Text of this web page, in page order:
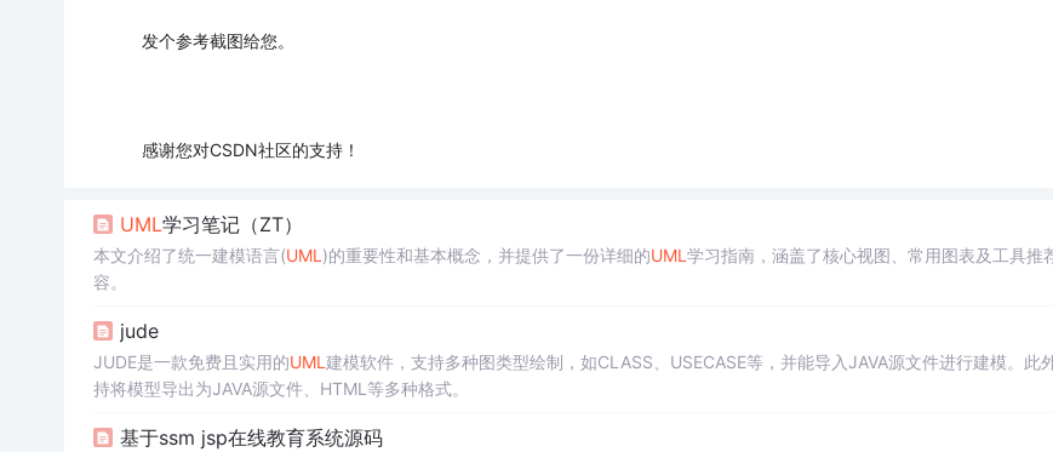
发个参考截图给您。
感谢您对CSDN社区的支持！
UML学习笔记（ZT）
本文介绍了统一建模语言(UML )的重要性和基本概念，并提供了一份详细的UML 学习指南，涵盖了核心视图、常用图表及工具推
容。
jude
JUDE是一款免费且实用的UML 建模软件，支持多种图类型绘制，如CLASS、USECASE等，并能导入JAVA源文件进行建模。此
持将模型导出为JAVA源文件、HTML等多种格式。
基于ssm jsp在线教育系统源码